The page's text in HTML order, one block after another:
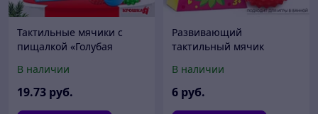
Тактильные мячики с
пищалкой «Голубая
В наличии
19.73 руб.
Развивающий
тактильный мячик
пищалкой, 1 шт.
В наличии
6 руб.